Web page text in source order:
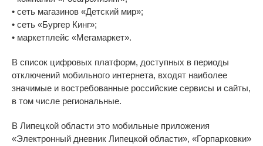
• сеть магазинов «Детский мир»;
• сеть «Бургер Кинг»;
• маркетплейс «Мегамаркет».
В список цифровых платформ, доступных в периоды
отключений мобильного интернета, входят наиболее
значимые и востребованные российские сервисы и сайты,
в том числе региональные.
В Липецкой области это мобильные приложения
«Электронный дневник Липецкой области», «Горпарковки»